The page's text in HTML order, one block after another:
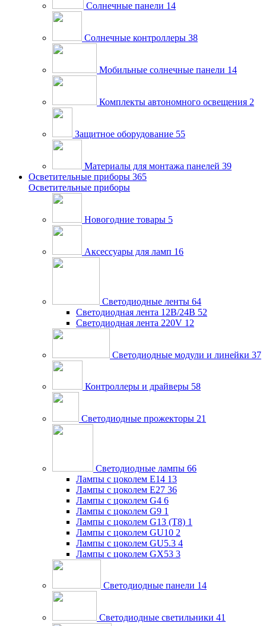
Солнечные панели 14
Солнечные контроллеры 38
Мобильные солнечные панели 14
Комплекты автономного освещения 2
Защитное оборудование 55
Материалы для монтажа панелей 39
Осветительные приборы 365
Осветительные приборы
Новогодние товары 5
Аксессуары для ламп 16
Светодиодные ленты 64
Светодиодная лента 12В/24В 52
Светодиодная лента 220V 12
Светодиодные модули и линейки 37
Контроллеры и драйверы 58
Светодиодные прожекторы 21
Светодиодные лампы 66
Лампы с цоколем E14 13
Лампы с цоколем E27 36
Лампы с цоколем G4 6
Лампы с цоколем G9 1
Лампы с цоколем G13 (Т8) 1
Лампы с цоколем GU10 2
Лампы с цоколем GU5.3 4
Лампы с цоколем GX53 3
Светодиодные панели 14
Светодиодные светильники 41